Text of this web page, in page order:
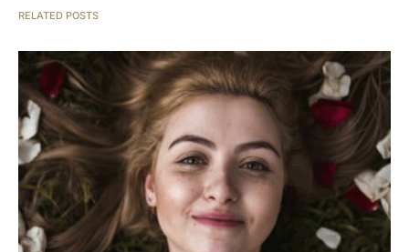
RELATED POSTS